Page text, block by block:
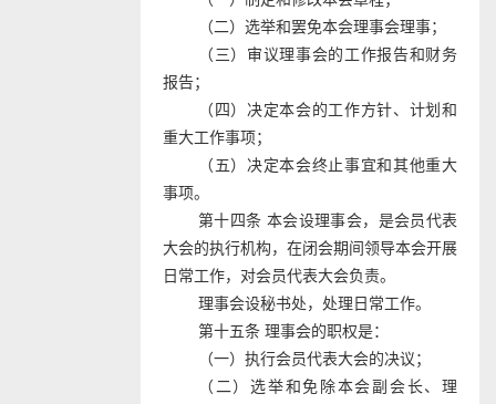
（二）选举和罢免本会理事会理事；
（三）审议理事会的工作报告和财务
报告；
（四）决定本会的工作方针、计划和
重大工作事项；
（五）决定本会终止事宜和其他重大
事项。
第十四条 本会设理事会，是会员代表
大会的执行机构，在闭会期间领导本会开展
日常工作，对会员代表大会负责。
理事会设秘书处，处理日常工作。
第十五条 理事会的职权是：
（一）执行会员代表大会的决议；
（二）选举和免除本会副会长、理